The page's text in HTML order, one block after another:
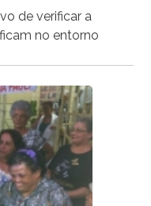
de verificar a
no entorno